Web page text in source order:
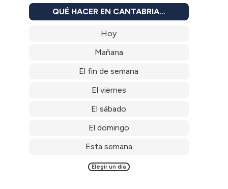
QUÉ HACER EN CANTABRIA…
Hoy
Mañana
El fin de semana
El viernes
El sábado
El domingo
Esta semana
Elegir un día